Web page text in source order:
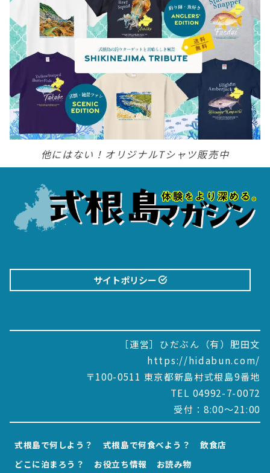
他にはない！オリジナルTシャツ販売中
サイトポリシー
［運営］ひだぶん（有）肥田文
https://hidabun.com/
〒100-0511 東京都新島村式根島9番地
TEL 04992-7-0072
受付：8:00～21:00
式根島で何しよう？ 式根島で何食べよう？
飲食店
どこに泊まろう？
お役立ち情報 お読み物